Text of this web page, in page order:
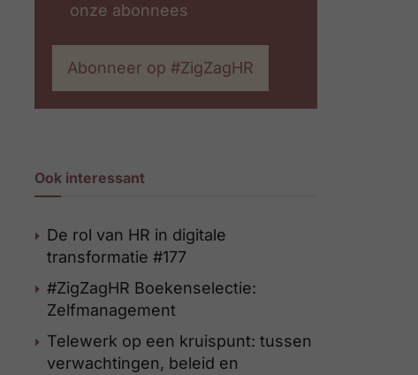
onze abonnees
Abonneer op #ZigZagHR
Ook interessant
De rol van HR in digitale
transformatie #177
#ZigZagHR Boekenselectie:
Zelfmanagement
Telewerk op een kruispunt: tussen
verwachtingen, beleid en